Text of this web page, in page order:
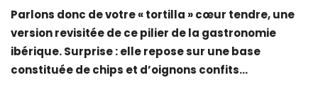
Parlons donc de votre « tortilla » cœur tendre, une
version revisitée de ce pilier de la gastronomie
ibérique. Surprise : elle repose sur une base
constituée de chips et d’oignons confits…